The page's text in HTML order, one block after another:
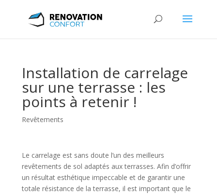
Installation de carrelage
sur une terrasse : les
points à retenir !
Revêtements
Le carrelage est sans doute l’un des meilleurs
revêtements de sol adaptés aux terrasses. Afin d’offrir
un résultat esthétique impeccable et de garantir une
totale résistance de la terrasse, il est important que le